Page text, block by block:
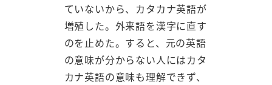
ていないから、カタカナ英語が
増殖した。外来語を漢字に直す
のを止めた。すると、元の英語
の意味が分からない人にはカタ
カナ英語の意味も理解できず、